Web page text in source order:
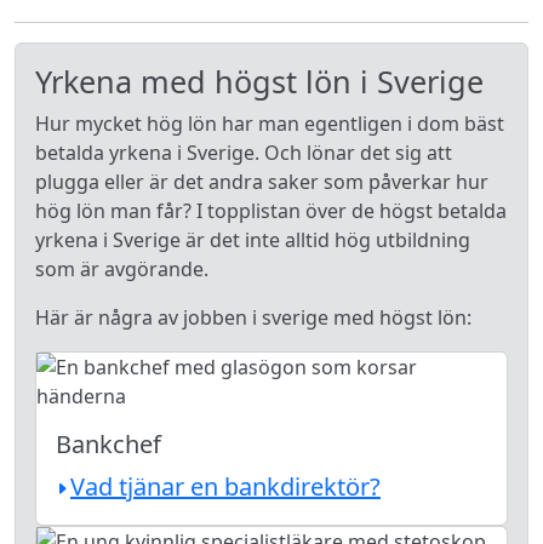
Yrkena med högst lön i Sverige
Hur mycket hög lön har man egentligen i dom bäst
betalda yrkena i Sverige. Och lönar det sig att
plugga eller är det andra saker som påverkar hur
hög lön man får? I topplistan över de högst betalda
yrkena i Sverige är det inte alltid hög utbildning
som är avgörande.
Här är några av jobben i sverige med högst lön:
Bankchef
Vad tjänar en bankdirektör?